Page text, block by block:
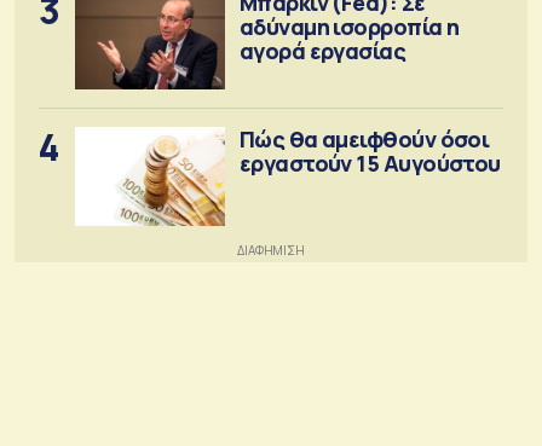
3
αδύναμη ισορροπία η
αγορά εργασίας
4
Πώς θα αμειφθούν όσοι
εργαστούν 15 Αυγούστου